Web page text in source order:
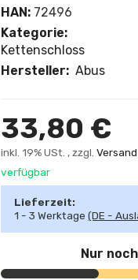
HAN: 72496
Kategorie:
Kettenschloss
Hersteller: Abus
33,80 €
inkl. 19% USt. , zzgl.Versand
verfügbar
Lieferzeit:
1 - 3 Werktage(DE -
Nur